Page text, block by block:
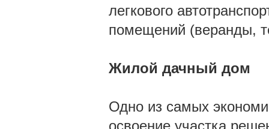
легкового
помещений (веранды,
Жилой дачный дом
Одно из самых
освоение участка